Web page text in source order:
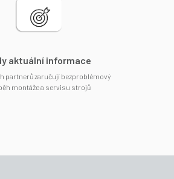
aktuální informace
partnerů zaručují bezproblémový
montáže a servisu strojů